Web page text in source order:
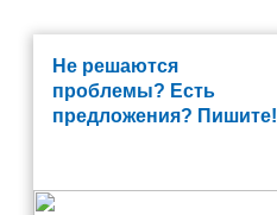
Не решаются
проблемы? Есть
предложения? Пишите!